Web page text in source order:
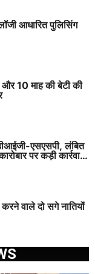
आधारित पुलिसिंग
और 10 माह की बेटी की
एसएसपी, लंबित
पर कड़ी कार्रवाई
वाले दो सगे नातियों